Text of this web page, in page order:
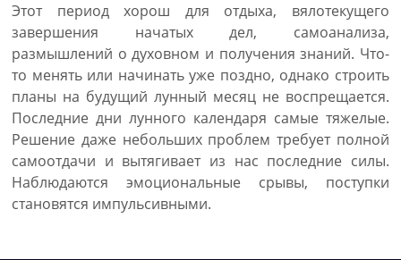
Этот период хорош для отдыха, вялотекущего
завершения начатых дел, самоанализа,
размышлений о духовном и получения знаний. Что-
то менять или начинать уже поздно, однако строить
планы на будущий лунный месяц не воспрещается.
Последние дни лунного календаря самые тяжелые.
Решение даже небольших проблем требует полной
самоотдачи и вытягивает из нас последние силы.
Наблюдаются эмоциональные срывы, поступки
становятся импульсивными.